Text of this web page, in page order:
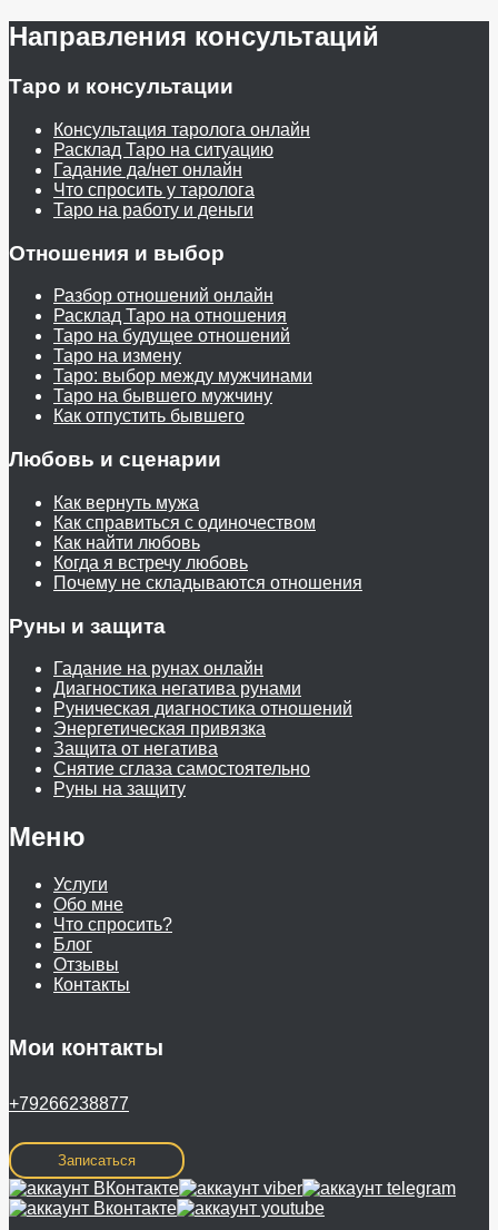
Направления консультаций
Таро и консультации
Консультация таролога онлайн
Расклад Таро на ситуацию
Гадание да/нет онлайн
Что спросить у таролога
Таро на работу и деньги
Отношения и выбор
Разбор отношений онлайн
Расклад Таро на отношения
Таро на будущее отношений
Таро на измену
Таро: выбор между мужчинами
Таро на бывшего мужчину
Как отпустить бывшего
Любовь и сценарии
Как вернуть мужа
Как справиться с одиночеством
Как найти любовь
Когда я встречу любовь
Почему не складываются отношения
Руны и защита
Гадание на рунах онлайн
Диагностика негатива рунами
Руническая диагностика отношений
Энергетическая привязка
Защита от негатива
Снятие сглаза самостоятельно
Руны на защиту
Меню
Услуги
Обо мне
Что спросить?
Блог
Отзывы
Контакты
Мои контакты
+79266238877
Записаться